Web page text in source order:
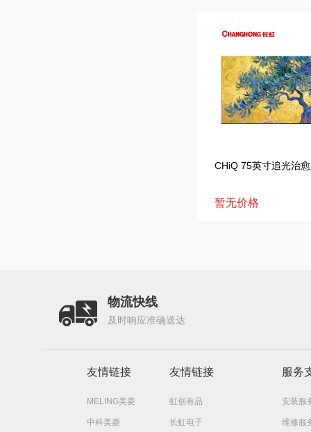
CHiQ 75英寸追光治
暂无价格
物流快线
及时响应准确送达
友情链接
MELING美菱
中科美菱
友情链接
虹创有品
长虹电子
服务
安装服
维修服